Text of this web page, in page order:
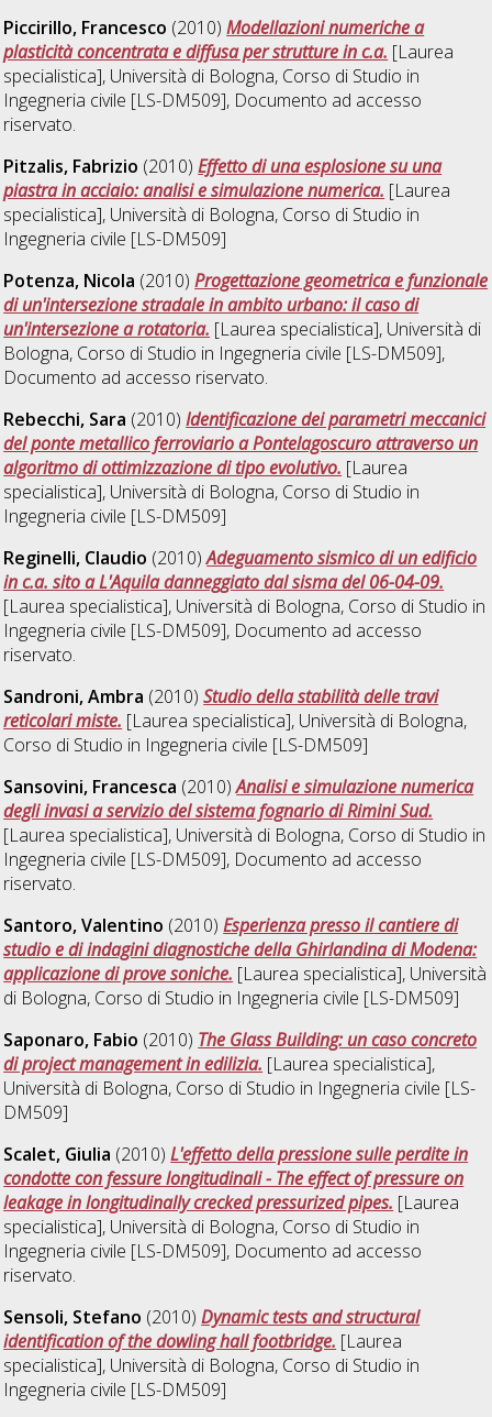
Piccirillo, Francesco (2010)Modellazioni numeriche a
plasticità concentrata e diffusa per strutture in c.a. [Laurea
specialistica], Università di Bologna, Corso di Studio in
Ingegneria civile [LS-DM509], Documento ad accesso
riservato.
Pitzalis, Fabrizio (2010)Effetto di una esplosione su una
piastra in acciaio: analisi e simulazione numerica. [Laurea
specialistica], Università di Bologna, Corso di Studio in
Ingegneria civile [LS-DM509]
Potenza, Nicola (2010)Progettazione geometrica e funzionale
di un'intersezione stradale in ambito urbano: il caso di
un'intersezione a rotatoria. [Laurea specialistica], Università di
Bologna, Corso di Studio in Ingegneria civile [LS-DM509],
Documento ad accesso riservato.
Rebecchi, Sara (2010)Identificazione dei parametri meccanici
del ponte metallico ferroviario a Pontelagoscuro attraverso un
algoritmo di ottimizzazione di tipo evolutivo. [Laurea
specialistica], Università di Bologna, Corso di Studio in
Ingegneria civile [LS-DM509]
Reginelli, Claudio (2010)Adeguamento sismico di un edificio
in c.a. sito a L'Aquila danneggiato dal sisma del 06-04-09.
[Laurea specialistica], Università di Bologna, Corso di Studio in
Ingegneria civile [LS-DM509], Documento ad accesso
riservato.
Sandroni, Ambra (2010)Studio della stabilità delle travi
reticolari miste. [Laurea specialistica], Università di Bologna,
Corso di Studio in Ingegneria civile [LS-DM509]
Sansovini, Francesca (2010)Analisi e simulazione numerica
degli invasi a servizio del sistema fognario di Rimini Sud.
[Laurea specialistica], Università di Bologna, Corso di Studio in
Ingegneria civile [LS-DM509], Documento ad accesso
riservato.
Santoro, Valentino (2010)Esperienza presso il cantiere di
studio e di indagini diagnostiche della Ghirlandina di Modena:
applicazione di prove soniche. [Laurea specialistica], Università
di Bologna, Corso di Studio in Ingegneria civile [LS-DM509]
Saponaro, Fabio (2010) The Glass Building: un caso concreto
di project management in edilizia. [Laurea specialistica],
Università di Bologna, Corso di Studio in Ingegneria civile [LS-
DM509]
Scalet, Giulia (2010)L'effetto della pressione sulle perdite in
condotte con fessure longitudinali - The effect of pressure on
leakage in longitudinally crecked pressurized pipes. [Laurea
specialistica], Università di Bologna, Corso di Studio in
Ingegneria civile [LS-DM509], Documento ad accesso
riservato.
Sensoli, Stefano (2010)Dynamic tests and structural
identification of the dowling hall footbridge. [Laurea
specialistica], Università di Bologna, Corso di Studio in
Ingegneria civile [LS-DM509]